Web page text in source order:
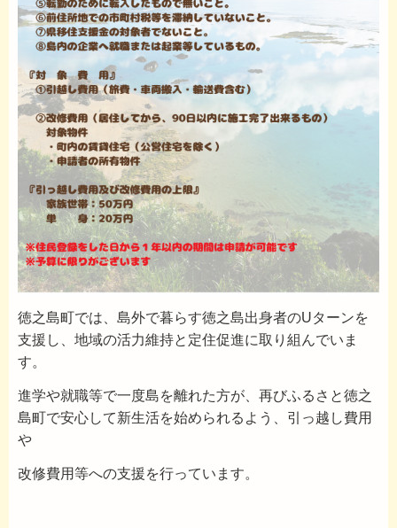
徳之島町では、島外で暮らす徳之島出身者のUターンを
支援し、地域の活力維持と定住促進に取り組んでいま
す。
進学や就職等で一度島を離れた方が、再びふるさと徳之
島町で安心して新生活を始められるよう、引っ越し費用
や
改修費用等への支援を行っています。